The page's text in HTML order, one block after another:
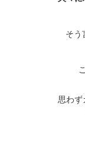
そう
思わず